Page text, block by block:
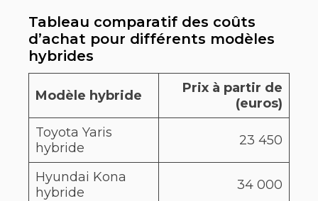
Tableau comparatif des coûts
d’achat pour différents modèles
hybrides
Modèle hybride
Prix à partir de
(euros)
Toyota Yaris
hybride
23 450
Hyundai Kona
hybride
34 000